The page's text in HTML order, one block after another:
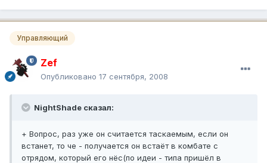
Управляющий
Zef
Опубликовано 17 сентября, 2008
NightShade сказал:
+ Вопрос, раз уже он считается таскаемым, если он
встанет, то че - получается он встаёт в комбате с
отрядом, который его нёс(по идеи - типа пришёл в